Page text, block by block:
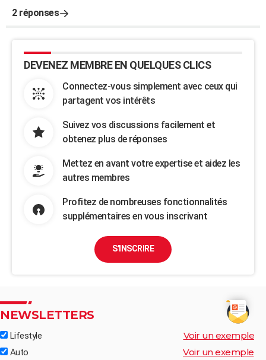
2 réponses
DEVENEZ MEMBRE EN QUELQUES CLICS
Connectez-vous simplement avec ceux qui
partagent vos intérêts
Suivez vos discussions facilement et
obtenez plus de réponses
Mettez en avant votre expertise et aidez les
autres membres
Profitez de nombreuses fonctionnalités
supplémentaires en vous inscrivant
S'INSCRIRE
NEWSLETTERS
Lifestyle Voir un exemple
Auto Voir un exemple